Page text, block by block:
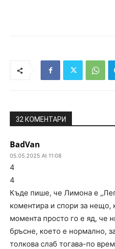
32 КОМЕНТАРИ
BadVan
05.05.2025 At 11:08
4
4
Къде пише, че Лимона е
коментира и спори за нещо,
момента просто го е яд, че
бръсне, което е нормално,
толкова слаб тогава-по